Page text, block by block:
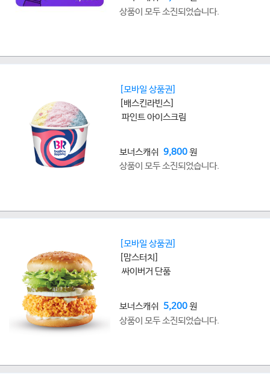
상품이 모두 소진되었습니다.
[모바일 상품권]
[배스킨라빈스]
파인트 아이스크림
보너스캐쉬 9,800원
상품이 모두 소진되었습니다.
[모바일 상품권]
[맘스터치]
싸이버거 단품
보너스캐쉬 5,200원
상품이 모두 소진되었습니다.